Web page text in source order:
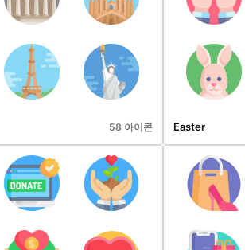
58 아이콘 Easter